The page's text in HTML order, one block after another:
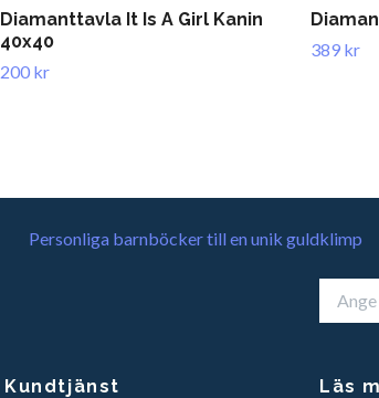
Diamanttavla It Is A Girl Kanin
40x40
200 kr
389 kr
Personliga barnböcker till en unik guldklimp
Kundtjänst Läs